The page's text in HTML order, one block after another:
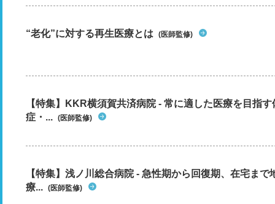
“老化”に対する再生医療とは (医師監修)
【特集】KKR横須賀共済病院 - 常に適した医療を目指
症・... (医師監修)
【特集】浅ノ川総合病院 - 急性期から回復期、在宅ま
療... (医師監修)